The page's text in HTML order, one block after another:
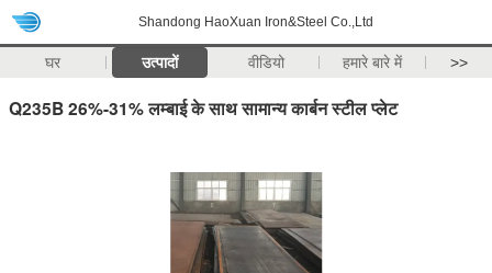
Shandong HaoXuan Iron&Steel Co.,Ltd
घर उत्पादों वीडियो हमारे बारे में >>
Q235B 26%-31% लम्बाई के साथ सामान्य कार्बन स्टील प्लेट